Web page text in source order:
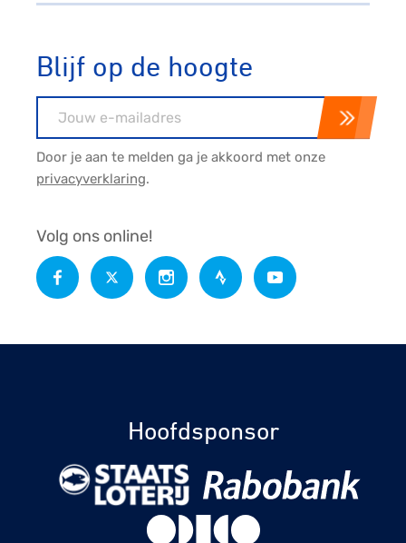
Blijf op de hoogte
Door je aan te melden ga je akkoord met onze
privacyverklaring.
Volg ons online!
Hoofdsponsor